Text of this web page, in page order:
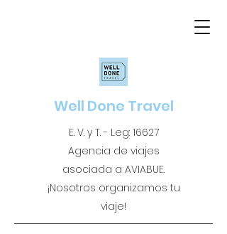
Well Done Travel
E. V. y T. - Leg: 16627
Agencia de viajes
asociada a AVIABUE.
¡Nosotros organizamos tu
viaje!